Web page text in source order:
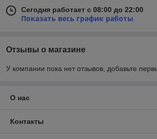
Сегодня работает с 08:00 до 22:00
Показать весь график работы
Отзывы о магазине
У компании пока нет отзывов, добавьте
О нас
Контакты